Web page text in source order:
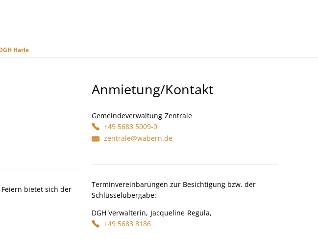
Wirtschaft & Handel Kultur- Termine - Veranstaltungen
Harle
bietet sich der
Anmietung/Kontakt
Gemeindeverwaltung Zentrale
+49 5683 5009-0
zentrale@wabern.de
Terminvereinbarungen zur Besichtigung bzw. der
Schlüsselübergabe:
DGH Verwalterin, Jacqueline Regula,
+49 5683 8186